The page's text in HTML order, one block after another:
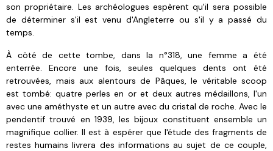
son propriétaire. Les archéologues espèrent qu'il sera possible
de déterminer s'il est venu d'Angleterre ou s'il y a passé du
temps.
À côté de cette tombe, dans la n°318, une femme a été
enterrée. Encore une fois, seules quelques dents ont été
retrouvées, mais aux alentours de Pâques, le véritable scoop
est tombé: quatre perles en or et deux autres médaillons, l'un
avec une améthyste et un autre avec du cristal de roche. Avec le
pendentif trouvé en 1939, les bijoux constituent ensemble un
magnifique collier.Il est à espérer que l'étude des fragments de
restes humains livrera des informations au sujet de ce couple,